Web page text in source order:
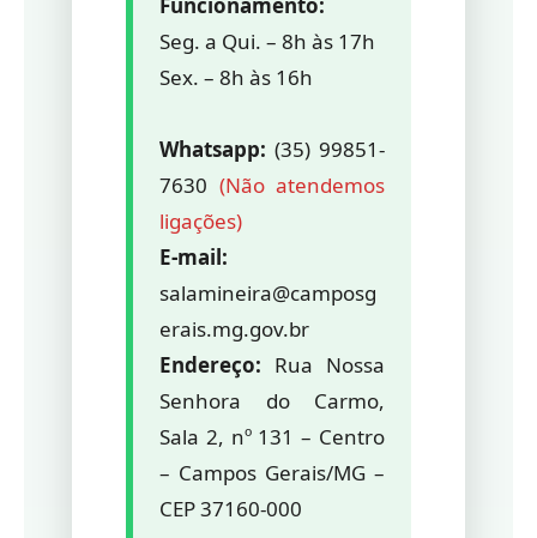
Seg. a Qui. – 8h às 17h
Sex. – 8h às 16h
Whatsapp: (35) 99851-
7630 (Não atendemos
ligações)
E-mail:
salamineira@camposg
erais.mg.gov.br
Endereço: Rua Nossa
Senhora do Carmo,
Sala 2, nº 131 – Centro
– Campos Gerais/MG –
CEP 37160-000